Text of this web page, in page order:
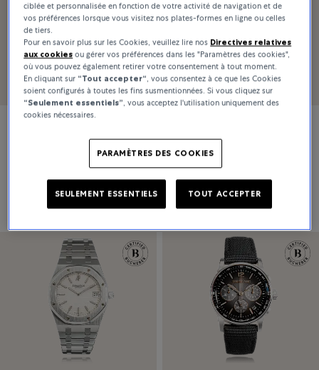
Royal Oak Offshore Certified Pre-Owned
Prix sur demande Prix sur demande
ciblée et personnalisée en fonction de votre activité de navigation et de
vos préférences lorsque vous visitez nos plates-formes en ligne ou celles
de tiers.
Pour en savoir plus sur les Cookies, veuillez lire nos Directives relatives
aux cookies ou gérer vos préférences dans les "Paramètres des cookies",
où vous pouvez également retirer votre consentement à tout moment.
En cliquant sur “Tout accepter“, vous consentez à ce que les Cookies
soient configurés à toutes les fins susmentionnées. Si vous cliquez sur
“Seulement essentiels”, vous acceptez l'utilisation uniquement des
cookies nécessaires.
PARAMÈTRES DES COOKIES
SEULEMENT ESSENTIELS TOUT ACCEPTER